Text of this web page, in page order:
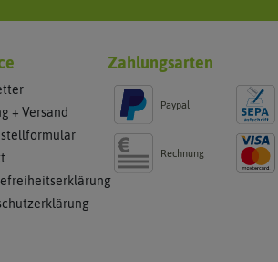
+ Versand
Zahlungsarten
Paypal
Rechnung